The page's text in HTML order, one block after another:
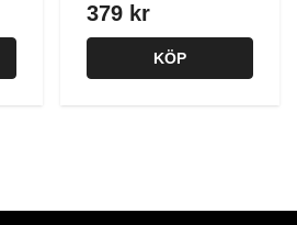
379 kr
KÖP